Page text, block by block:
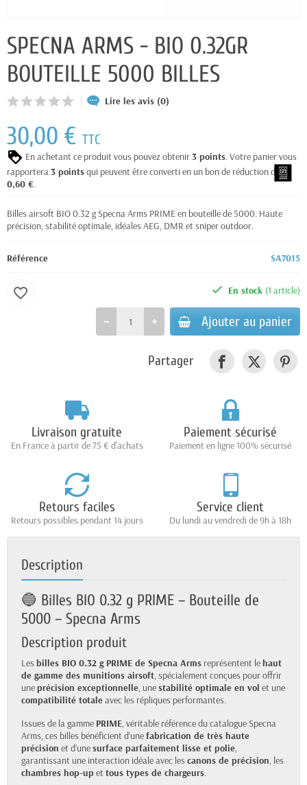
SPECNA ARMS - BIO 0.32GR
BOUTEILLE 5000 BILLES
Lire les avis (0)
30,00 € TTC
En achetant ce produit vous pouvez obtenir3 points. Votre panier vous
rapportera3 pointsqui peuvent être converti en un bon de réduction de
0,60 €.
Billes airsoft BIO 0.32 g Specna Arms PRIME en bouteille de 5000. Haute
précision, stabilité optimale, idéales AEG, DMR et sniper outdoor.
Référence SA7015
En stock (1 article)
Ajouter au panier
favorite_border
Partager
Livraison gratuite
En France à partir de 75 € d'achats
Paiement sécurisé
Paiement en ligne 100% sécurisé
Retours faciles
Retours possibles pendant 14 jours
Service client
Du lundi au vendredi de 9h à 18h
Description
🔵 Billes BIO 0.32 g PRIME – Bouteille de
5000 – Specna Arms
Description produit
Lesbilles BIO 0.32 g PRIME de Specna Arms représentent lehaut
de gamme des munitions airsoft, spécialement conçues pour offrir
uneprécision exceptionnelle, unestabilité optimale en vol et une
compatibilité totaleavec les répliques performantes.
Issues de la gamme PRIME, véritable référence du catalogue Specna
Arms, ces billes bénéficient d’unefabrication de très haute
précision et d’unesurface parfaitement lisse et polie,
garantissant une interaction idéale avec lescanons de précision, les
chambres hop-upet tous types de chargeurs.